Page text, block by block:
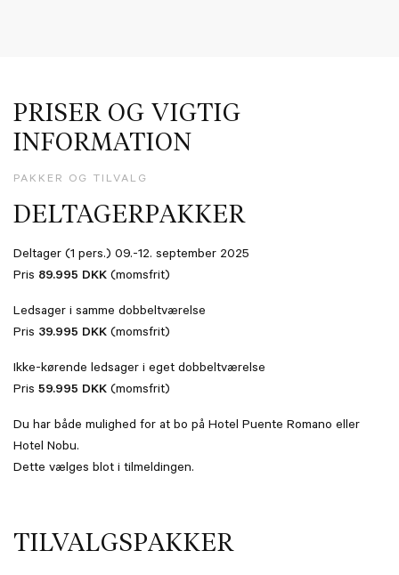
PRISER OG VIGTIG
INFORMATION
PAKKER OG TILVALG
DELTAGERPAKKER
Deltager (1 pers.) 09.-12. september 2025
Pris 89.995 DKK (momsfrit)
Ledsager i samme dobbeltværelse
Pris 39.995 DKK (momsfrit)
Ikke-kørende ledsager i eget dobbeltværelse
Pris 59.995 DKK (momsfrit)
Du har både mulighed for at bo på Hotel Puente Romano eller
Hotel Nobu.
Dette vælges blot i tilmeldingen.
TILVALGSPAKKER